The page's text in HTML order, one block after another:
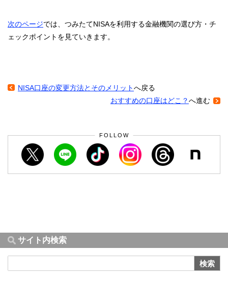
次のページでは、つみたてNISAを利用する金融機関の選び方・チ
ェックポイントを見ていきます。
NISA口座の変更方法とそのメリットへ戻る
おすすめの口座はどこ？へ進む
FOLLOW
サイト内検索
検索